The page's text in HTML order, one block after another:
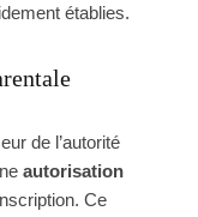
établies.
de l’autorité
autorisation
Ce